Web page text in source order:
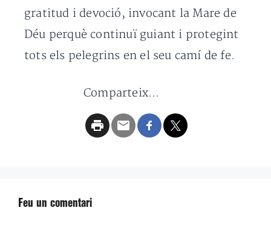
gratitud i devoció, invocant la Mare de
Déu perquè continuï guiant i protegint
tots els pelegrins en el seu camí de fe.
Comparteix...
Feu un comentari